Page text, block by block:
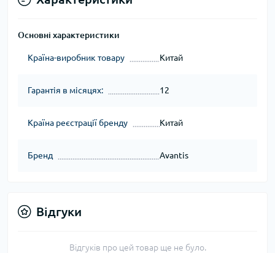
Основні характеристики
Країна-виробник товару Китай
Гарантія в місяцях: 12
Країна реєстрації бренду Китай
Бренд Avantis
Відгуки
Відгуків про цей товар ще не було.